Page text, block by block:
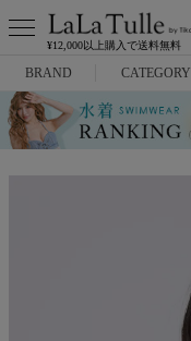
¥12,000以上購入で送料無料
BRAND
Anella
CATEGORY
ミニドレス